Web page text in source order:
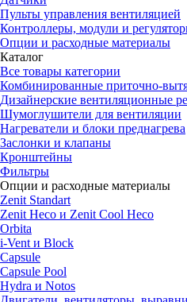
Пульты управления вентиляцией
Контроллеры, модули и
Опции и расходные материалы
Каталог
Все товары категории
Комбинированные приточно-
Дизайнерские вентиляционные
Шумоглушители для вентиляции
Нагреватели и блоки преднагрева
Заслонки и клапаны
Кронштейны
Фильтры
Опции и расходные материалы
Zenit Standart
Zenit Heco и Zenit Cool Heco
Orbita
i-Vent и Block
Capsule
Capsule Pool
Hydra и Notos